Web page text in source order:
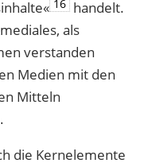
16 handelt.
als
verstanden
Medien mit den
Mitteln
die Kernelemente